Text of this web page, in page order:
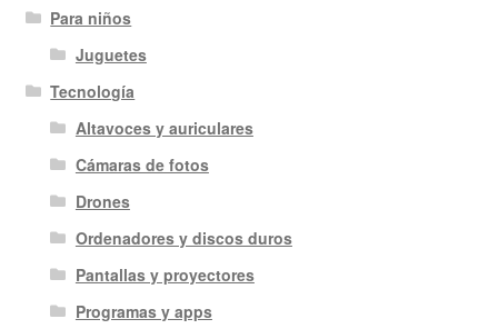
Para niños
Juguetes
Tecnología
Altavoces y auriculares
Cámaras de fotos
Drones
Ordenadores y discos duros
Pantallas y proyectores
Programas y apps